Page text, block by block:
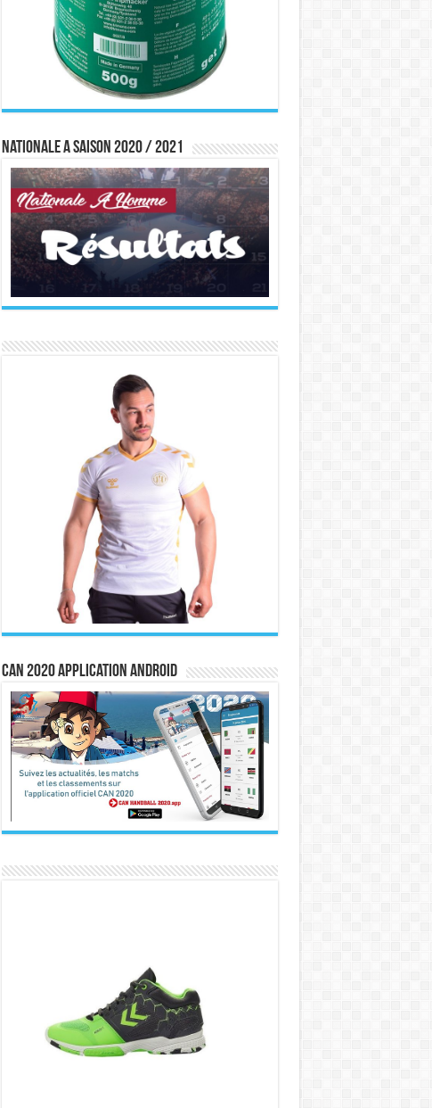
Nationale A saison 2020 / 2021
CAN 2020 Application Android